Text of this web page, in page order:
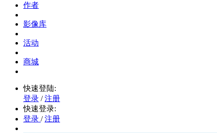
作者
影像库
活动
商城
快速登陆:
登录 / 注册
快速登录:
登录 / 注册